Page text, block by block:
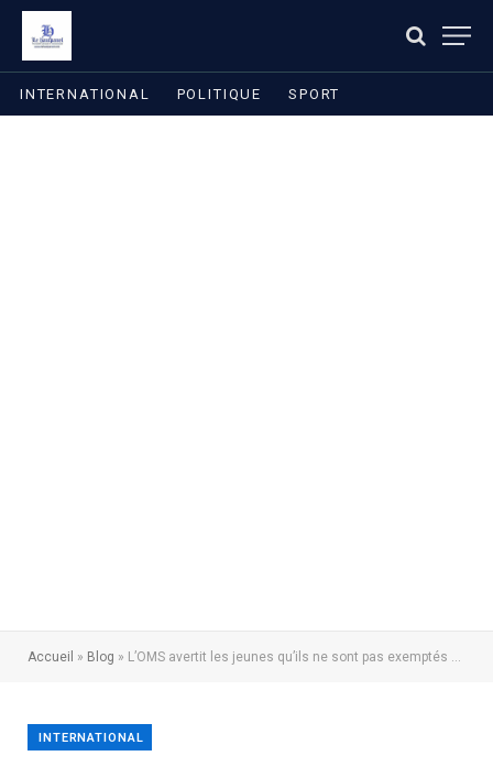
INTERNATIONAL POLITIQUE SPORT
Accueil » Blog » L’OMS avertit les jeunes qu’ils ne sont pas exemptés des risques de la nouvelle pandémie de coronavirus
INTERNATIONAL